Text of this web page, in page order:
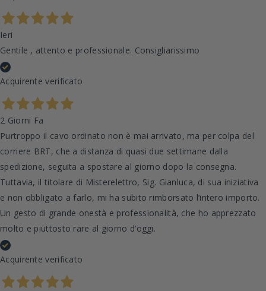
Ieri
Gentile , attento e professionale. Consigliarissimo
Acquirente verificato
2 Giorni Fa
Purtroppo il cavo ordinato non è mai arrivato, ma per colpa del
corriere BRT, che a distanza di quasi due settimane dalla
spedizione, seguita a spostare al giorno dopo la consegna.
Tuttavia, il titolare di Misterelettro, Sig. Gianluca, di sua iniziativa
e non obbligato a farlo, mi ha subito rimborsato l’intero importo.
Un gesto di grande onestà e professionalità, che ho apprezzato
molto e piuttosto rare al giorno d’oggi.
Acquirente verificato